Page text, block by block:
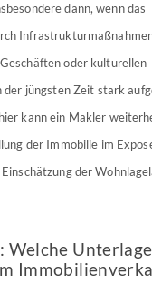
dann, wenn das
oder kulturellen
der jüngsten Zeit stark
kann ein Makler
der Immobilie im
der
Welche